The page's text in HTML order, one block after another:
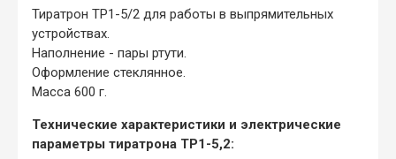
Тиратрон ТР1-5/2 для работы в выпрямительных
устройствах.
Наполнение - пары ртути.
Оформление стеклянное.
Масса 600 г.
Технические характеристики и электрические
параметры тиратрона ТР1-5,2: